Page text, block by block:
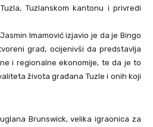
Tuzlanskom kantonu i privredi
Imamović izjavio je da je Bingo
grad, ocijenivši da predstavlja
i regionalne ekonomije, te da je to
života građana Tuzle i onih koji
Brunswick, velika igraonica za